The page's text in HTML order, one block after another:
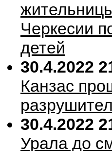
Черкесии
детей
30.4.2022
Канзас
30.4.2022
Урала до